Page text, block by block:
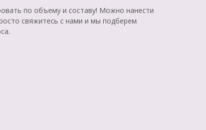
по объему и составу! Можно нанести
свяжитесь с нами и мы подберем